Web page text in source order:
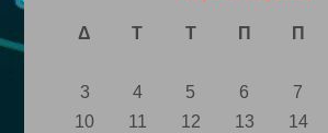
Δ Τ Τ Π Π
3
4 5 6 7
10
11 12 13 14